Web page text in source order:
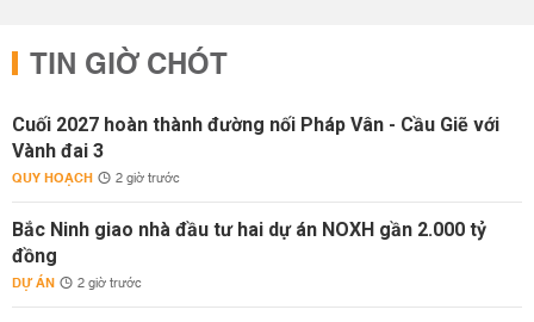
TIN GIỜ CHÓT
Cuối 2027 hoàn thành đường nối Pháp Vân - Cầu Giẽ với
Vành đai 3
QUY HOẠCH 2 giờ trước
Bắc Ninh giao nhà đầu tư hai dự án NOXH gần 2.000 tỷ
đồng
DỰ ÁN 2 giờ trước